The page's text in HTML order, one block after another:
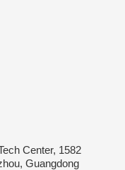
Center, 1582
Guangdong